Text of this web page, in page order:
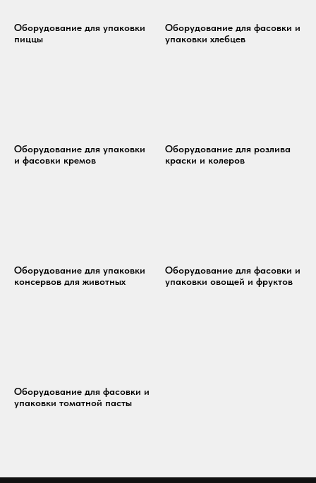
Оборудование для упаковки
пиццы
Оборудование для фасовки и
упаковки хлебцев
Оборудование для упаковки
и фасовки кремов
Оборудование для розлива
краски и колеров
Оборудование для упаковки
консервов для животных
Оборудование для фасовки и
упаковки овощей и фруктов
Оборудование для фасовки и
упаковки томатной пасты